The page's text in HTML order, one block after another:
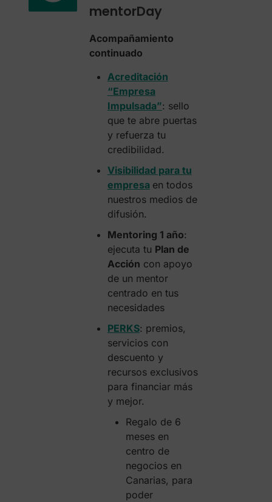
mentorDay
Acompañamiento
continuado
Acreditación
“Empresa
Impulsada”: sello
que te abre puertas
y refuerza tu
credibilidad.
Visibilidad para tu
empresa en todos
nuestros medios de
difusión.
Mentoring 1 año:
ejecuta tu Plan de
Acción con apoyo
de un mentor
centrado en tus
necesidades
PERKS: premios,
servicios con
descuento y
recursos exclusivos
para financiar más
y mejor.
Regalo de 6
meses en
centro de
negocios en
Canarias, para
poder